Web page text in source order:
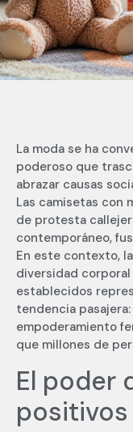
La moda se ha
poderoso que
abrazar causas
Las camisetas con
de protesta
contemporáneo,
En este contexto,
diversidad
establecidos
tendencia
empoderamiento
que millones de
El poder